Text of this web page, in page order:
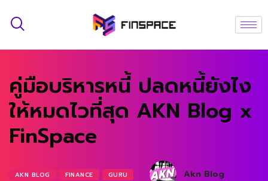
คู่มือบริหารหนี้ ปลดหนี้ยังไง
ให้หมดไวที่สุด AKN Blog x
FinSpace
AKN BLOG FINANCE GURU Akn Blog